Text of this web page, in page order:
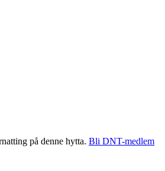
på denne hytta. Bli DNT-medlem